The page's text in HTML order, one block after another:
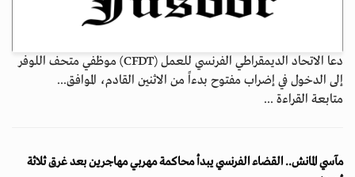
دعا الاتحاد الديمقراطي الفرنسي للعمل (CFDT) موظفي متحف اللوفر
إلى الدخول في إضراب مفتوح بدءاً من الاثنين القادم، الموافق...
متابعة القراءة ...
مآسي المانش.. القضاء الفرنسي يبدأ محاكمة مهربي مهاجرين بعد غرق ثلاثة